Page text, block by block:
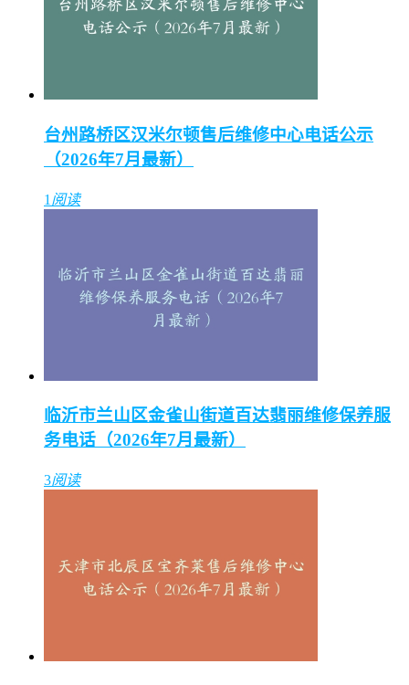
台州路桥区汉米尔顿售后维修中心电话公示
（2026年7月最新）
1 阅读
临沂市兰山区金雀山街道百达翡丽维修保养服
务电话（2026年7月最新）
3阅读